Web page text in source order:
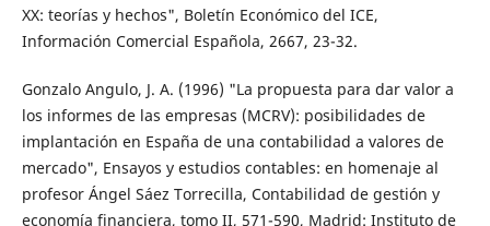
XX: teorías y hechos", Boletín Económico del ICE,
Información Comercial Española, 2667, 23-32.
Gonzalo Angulo, J. A. (1996) "La propuesta para dar valor a
los informes de las empresas (MCRV): posibilidades de
implantación en España de una contabilidad a valores de
mercado", Ensayos y estudios contables: en homenaje al
profesor Ángel Sáez Torrecilla, Contabilidad de gestión y
economía financiera, tomo II, 571-590, Madrid: Instituto de